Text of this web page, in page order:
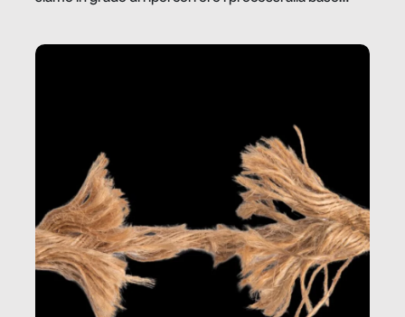
dietro gli oggetti e i servizi che fanno la nostra vita